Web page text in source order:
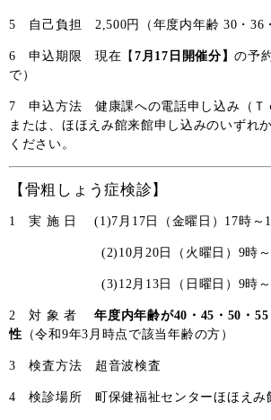
5 自己負担 2,500円（年度内年齢 30・36
6 申込期限 現在【 7月17日開催分】の予
で）
7 申込方法 健康課への電話申し込み（Ｔ
または、ほほえみ館来館申し込みのいずれ
ください。
【骨粗しょう症検診】
1 実 施 日(1)7月17日（金曜日）17時～
(2)10月20日（火曜日）9時～
(3)12月13日（日曜日）9時～
2 対 象 者年度内年齢が40・45・50・
性 （令和9年3月時点で該当年齢の方）
3 検査方法 超音波検査
4 検診場所 町保健福祉センターほほえみ